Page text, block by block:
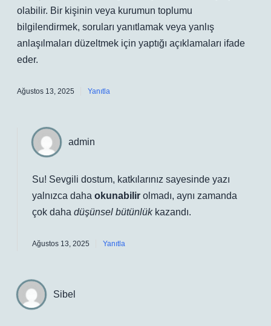
olabilir. Bir kişinin veya kurumun toplumu
bilgilendirmek, soruları yanıtlamak veya yanlış
anlaşılmaları düzeltmek için yaptığı açıklamaları ifade
eder.
Ağustos 13, 2025 Yanıtla
admin
Su! Sevgili dostum, katkılarınız sayesinde yazı
yalnızca daha okunabilir olmadı, aynı zamanda
çok daha düşünsel bütünlükkazandı.
Ağustos 13, 2025 Yanıtla
Sibel